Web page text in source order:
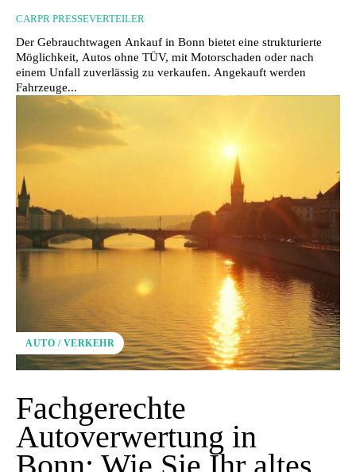
CARPR PRESSEVERTEILER
Der Gebrauchtwagen Ankauf in Bonn bietet eine strukturierte
Möglichkeit, Autos ohne TÜV, mit Motorschaden oder nach
einem Unfall zuverlässig zu verkaufen. Ange­kauft werden
Fahrzeuge...
AUTO / VERKEHR
Fachgerechte
Autoverwertung in